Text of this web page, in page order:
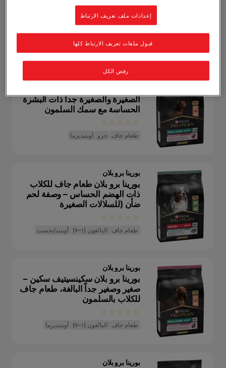
طعام جاف مع دجاج
طعام جاف بالغ (من 1 الي 7 سنوات)
الصغيرة والصغيرة جداً ذات البشرة
الحساسة مع سمك السلمون
طعام جاف جرو أوبتيديرما
بورينا برو بلان
بورينا برو بلان طعام جاف للكلاب
ذات الهضم الحساس – وصفة لحم
ضأن (للسلالات الصغيرة
طعام جاف البالغون (١–٧) أوبتيدايجست
بورينا برو بلان
بورينا برو بلان سكينسيتيف سكين –
صغير وصغير جداً البالغة، طعام جاف
للكلاب بالسلمون
طعام جاف البالغون (١–٧) أوبتيديرما
بورينا برو بلان
إعدادات ملف تعريف الارتباط
رفض الكل
قبول ملفات تعريف الارتباط كلها